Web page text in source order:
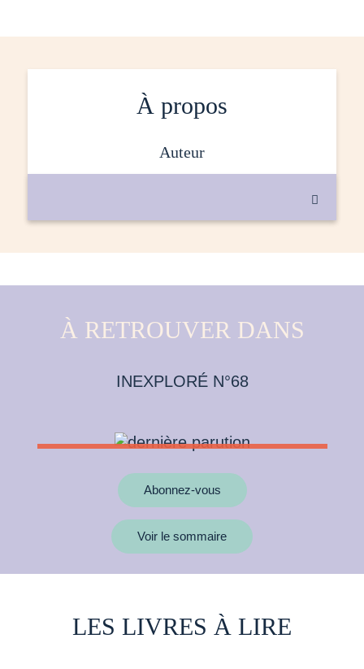
À propos
auteur

À RETROUVER DANS
INEXPLORÉ N°68
Abonnez-vous
Voir le sommaire
LES LIVRES À LIRE